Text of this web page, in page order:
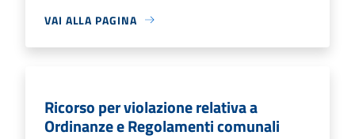
VAI ALLA PAGINA
Ricorso per violazione relativa a
Ordinanze e Regolamenti comunali